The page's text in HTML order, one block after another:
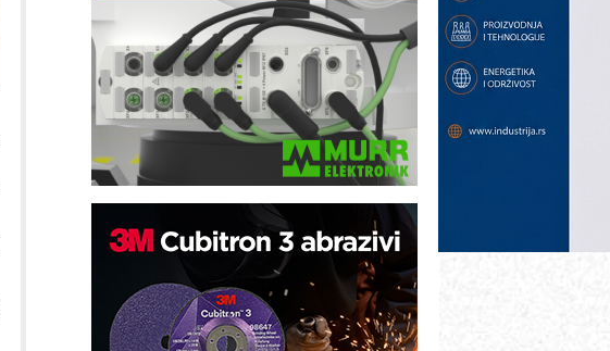
Bezbednost na prvom mestu!
IB BLUMENAUER - više od 40 godina
poverenja u industriji
RMQ-TITAN ADVANCED INDICATOR
– Pametna signalizacija za efikasnije